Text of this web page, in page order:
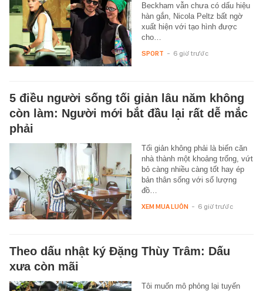
Beckham vẫn chưa có dấu hiệu
hàn gắn, Nicola Peltz bất ngờ
xuất hiện với tạo hình được
cho…
SPORT - 6 giờ trước
5 điều người sống tối giản lâu năm không
còn làm: Người mới bắt đầu lại rất dễ mắc
phải
Tối giản không phải là biến căn
nhà thành một khoảng trống, vứt
bỏ càng nhiều càng tốt hay ép
bản thân sống với số lượng
đồ…
XEM MUA LUÔN - 6 giờ trước
Theo dấu nhật ký Đặng Thùy Trâm: Dấu
xưa còn mãi
Tôi muốn mô phỏng lại tuyến